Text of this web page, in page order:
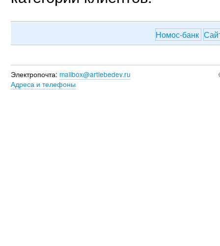
Номос-банк
Электропочта: mailbox@artlebedev.ru
Адреса и телефоны